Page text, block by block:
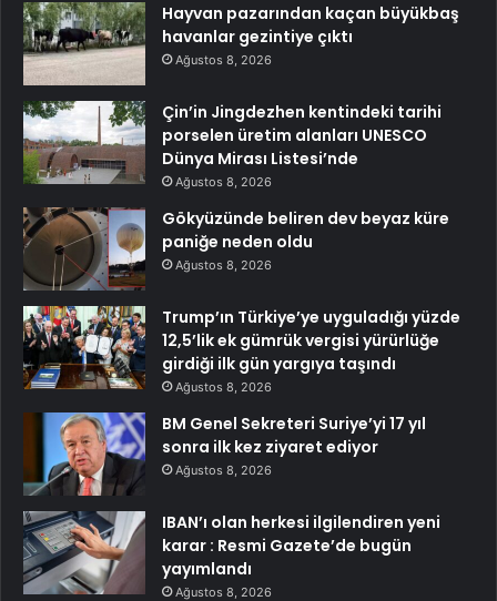
Hayvan pazarından kaçan büyükbaş
havanlar gezintiye çıktı
Ağustos 8, 2026
Çin’in Jingdezhen kentindeki tarihi
porselen üretim alanları UNESCO
Dünya Mirası Listesi’nde
Ağustos 8, 2026
Gökyüzünde beliren dev beyaz küre
paniğe neden oldu
Ağustos 8, 2026
Trump’ın Türkiye’ye uyguladığı yüzde
12,5’lik ek gümrük vergisi yürürlüğe
girdiği ilk gün yargıya taşındı
Ağustos 8, 2026
BM Genel Sekreteri Suriye’yi 17 yıl
sonra ilk kez ziyaret ediyor
Ağustos 8, 2026
IBAN’ı olan herkesi ilgilendiren yeni
karar : Resmi Gazete’de bugün
yayımlandı
Ağustos 8, 2026